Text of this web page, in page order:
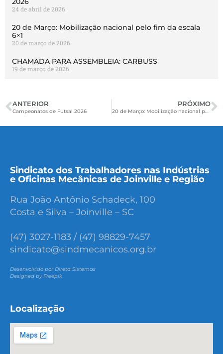
24 de abril de 2026
20 de Março: Mobilização nacional pelo fim da escala
6×1
20 de março de 2026
CHAMADA PARA ASSEMBLEIA: CARBUSS
19 de março de 2026
ANTERIOR
Campeonatos de Futsal 2026
PRÓXIMO
20 de Março: Mobilização nacional pelo fim da escala 6×1
Sindicato dos Trabalhadores nas Indústrias
e Oficinas Mecânicas de Joinville e Região
Rua João Antônio Schadeck, 100
Costa e Silva – Joinville – SC
(47) 3027-1183 / (47) 98829-7457
sindicato@sindmecanicos.org.br
Desenvolvido por Direta Sistemas
Designed by Freepik
Localização